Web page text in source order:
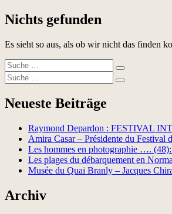
Nichts gefunden
Es sieht so aus, als ob wir nicht das finden
Suche
nach:
Suchen
Suche
nach:
Suchen
Neueste Beiträge
Raymond Depardon : FESTIVAL
Amira Casar – Présidente du Festival
Les hommes en photographie ….
Les plages du débarquement en
Musée du Quai Branly – Jacques
Archiv